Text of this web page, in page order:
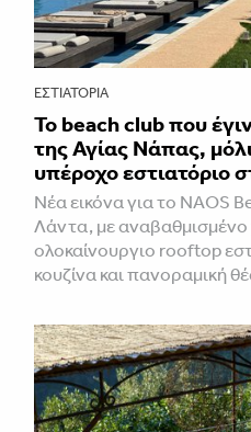
ΕΣΤΙΑΤΌΡΙΑ
Το beach club που
της Αγίας Νάπας,
υπέροχο εστιατόριο
Νέα εικόνα για το NAOS
Λάντα, με
ολοκαίνουργιο rooftop
κουζίνα και πανοραμική